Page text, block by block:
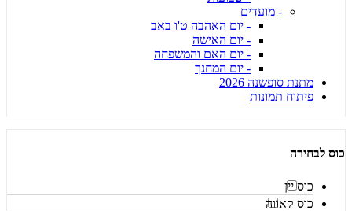
- מועדים
- יום האהבה ט'ו באב
- יום האישה
- יום האם והמשפחה
- יום המחנך
מתנת סופשנה 2026
פיתוח תמונות
כוס לבחירה
כוס יין
כוס קאווה